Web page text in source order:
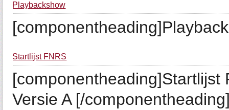
Playbackshow
Startlijst FNRS
Versie A [/